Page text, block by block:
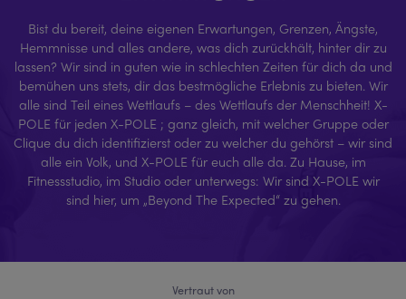
Bist du bereit, deine eigenen Erwartungen, Grenzen, Ängste,
Hemmnisse und alles andere, was dich zurückhält, hinter dir zu
lassen? Wir sind in guten wie in schlechten Zeiten für dich da und
bemühen uns stets, dir das bestmögliche Erlebnis zu bieten. Wir
alle sind Teil eines Wettlaufs – des Wettlaufs der Menschheit! X-
POLE für jeden X-POLE ; ganz gleich, mit welcher Gruppe oder
Clique du dich identifizierst oder zu welcher du gehörst – wir sind
alle ein Volk, und X-POLE für euch alle da. Zu Hause, im
Fitnessstudio, im Studio oder unterwegs: Wir sind X-POLE wir
sind hier, um „Beyond The Expected“ zu gehen.
Vertraut von